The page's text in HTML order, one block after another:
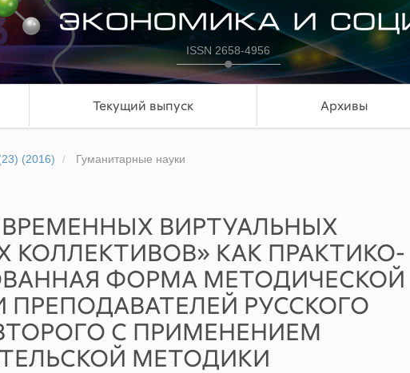
ISSN 2658-4956
Текущий выпуск Архивы
(2016) Гуманитарные науки
ВИРТУАЛЬНЫХ
КОЛЛЕКТИВОВ» КАК ПРАКТИКО-
ФОРМА МЕТОДИЧЕСКОЙ
РУССКОГО
С ПРИМЕНЕНИЕМ
МЕТОДИКИ